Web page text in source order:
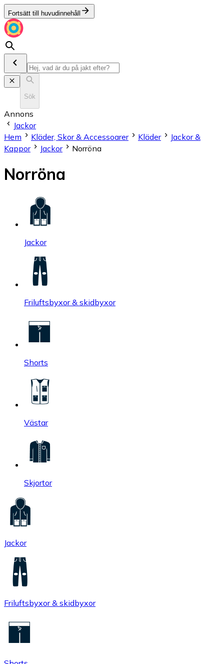
Fortsätt till huvudinnehåll
Sök
Annons
Jackor
Hem
Kläder, Skor & Accessoarer Kläder
Jackor &
Kappor
Jackor Norröna
Norröna
Jackor
Friluftsbyxor & skidbyxor
Shorts
Västar
Skjortor
Jackor
Friluftsbyxor & skidbyxor